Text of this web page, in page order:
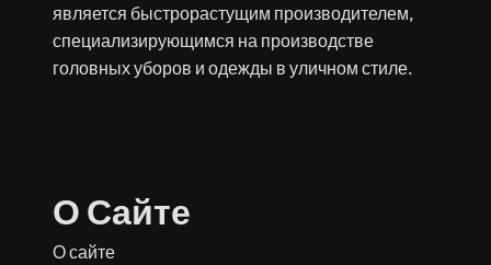
является быстрорастущим производителем,
специализирующимся на производстве
головных уборов и одежды в уличном стиле.
О Сайте
О сайте